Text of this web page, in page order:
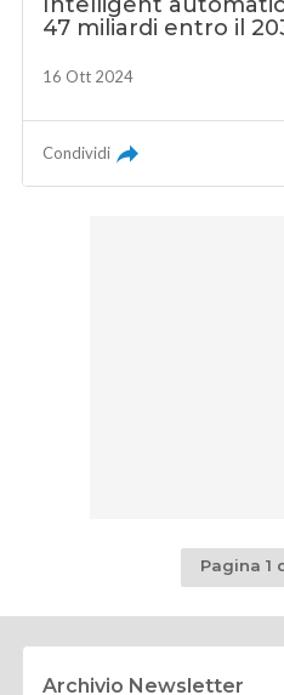
47 miliardi entro il
16 Ott 2024
Condividi
Pagina 1
Archivio Newsletter